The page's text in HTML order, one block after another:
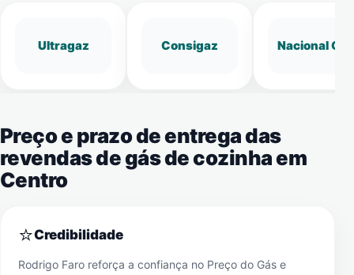
Ultragaz Consigaz Nacional Gás
Preço e prazo de entrega das
revendas de gás de cozinha em
Centro
⭐Credibilidade
Rodrigo Faro reforça a confiança no Preço do Gás e